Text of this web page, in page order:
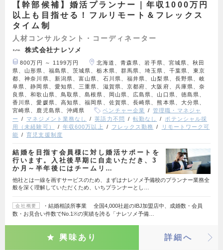
【幹部候補】婚活プランナー｜年収1000万円
以上も目指せる！フルリモート＆フレックス
タイム制
人材コンサルタント・コーディネーター
株式会社ナレソメ
800万円 ～ 1199万円
北海道、青森県、岩手県、宮城県、秋田
県、山形県、福島県、茨城県、栃木県、群馬県、埼玉県、千葉県、東京
都、神奈川県、新潟県、富山県、石川県、福井県、山梨県、長野県、岐
阜県、静岡県、愛知県、三重県、滋賀県、京都府、大阪府、兵庫県、奈
良県、和歌山県、鳥取県、島根県、岡山県、広島県、山口県、徳島県、
香川県、愛媛県、高知県、福岡県、佐賀県、長崎県、熊本県、大分県、
宮崎県、鹿児島県、沖縄県
ベンチャー企業
管理職・マネジャ
ー
マネジメント業務なし 英語力不問 転勤なし
ポテンシャル採
用（未経験可）
年収600万以上 フレックス勤務
リモートワーク可
能
育児支援制度
結婚を目指す会員様に対し婚活サポートを
行います。入社後早期に自走いただき、3
か月～半年後にはチームリ…
他社とは一線を画すサービスのため、まずはナレソメ予備校のプランナー業務全
般を深く理解していただくため、いちプランナーとし…
会社概要
・結婚相談所事業 全国4,000社超のIBJ加盟店中、成婚数・会員
数・お見合い件数でNo.1※の実績を誇る「ナレソメ予備…
興味あり 詳細へ